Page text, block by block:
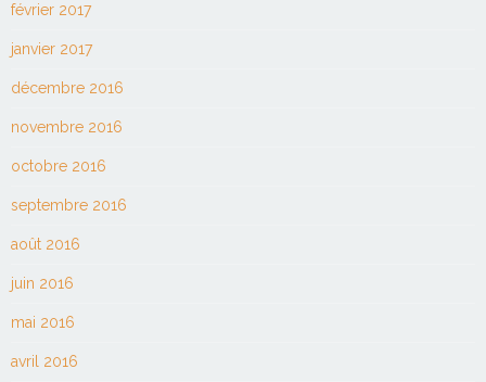
février 2017
janvier 2017
décembre 2016
novembre 2016
octobre 2016
septembre 2016
août 2016
juin 2016
mai 2016
avril 2016